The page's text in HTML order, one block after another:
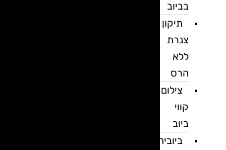
בביוב
תיקון
צנרת
ללא
הרס
צילום
קווי
ביוב
ביובית